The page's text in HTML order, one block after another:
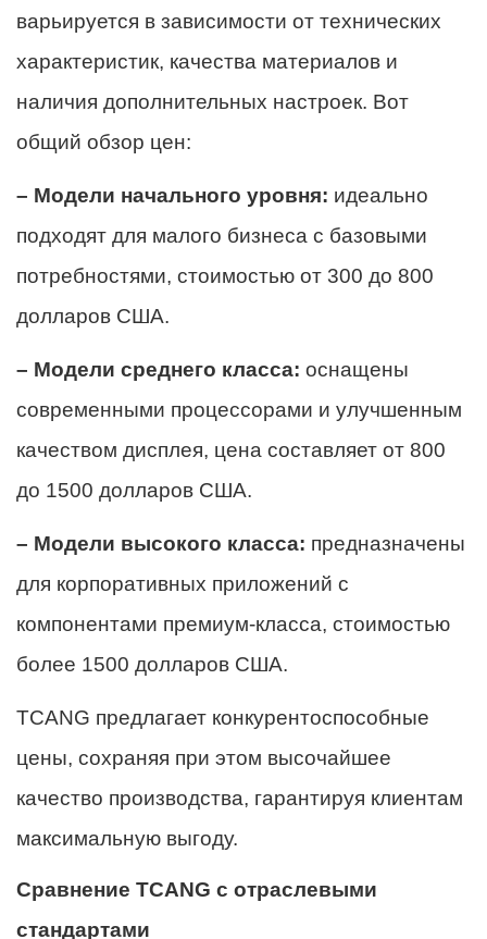
варьируется в зависимости от технических
характеристик, качества материалов и
наличия дополнительных настроек. Вот
общий обзор цен:
– Модели начального уровня: идеально
подходят для малого бизнеса с базовыми
потребностями, стоимостью от 300 до 800
долларов США.
– Модели среднего класса: оснащены
современными процессорами и улучшенным
качеством дисплея, цена составляет от 800
до 1500 долларов США.
– Модели высокого класса: предназначены
для корпоративных приложений с
компонентами премиум-класса, стоимостью
более 1500 долларов США.
TCANG предлагает конкурентоспособные
цены, сохраняя при этом высочайшее
качество производства, гарантируя клиентам
максимальную выгоду.
Сравнение TCANG с отраслевыми
стандартами